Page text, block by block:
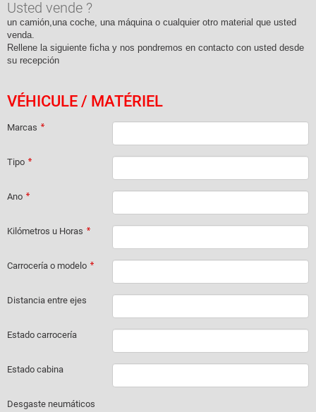
Usted vende ?
un camión,una coche, una máquina o cualquier otro material que usted
venda.
Rellene la siguiente ficha y nos pondremos en contacto con usted desde
su recepción
VÉHICULE / MATÉRIEL
Marcas
Tipo
Ano
Kilómetros u Horas
Carrocería o modelo
Distancia entre ejes
Estado carrocería
Estado cabina
Desgaste neumáticos